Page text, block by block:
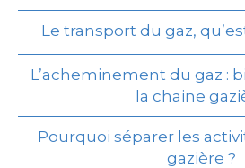
Le transport du gaz,
L’acheminement du gaz :
la chaine
Pourquoi séparer les
gazière ?